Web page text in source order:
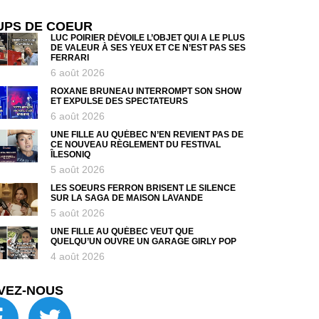
DE COEUR
LUC POIRIER DÉVOILE L’OBJET QUI A LE PLUS
DE VALEUR À SES YEUX ET CE N’EST PAS SES
FERRARI
6 août 2026
ROXANE BRUNEAU INTERROMPT SON SHOW
ET EXPULSE DES SPECTATEURS
6 août 2026
UNE FILLE AU QUÉBEC N’EN REVIENT PAS DE
CE NOUVEAU RÈGLEMENT DU FESTIVAL
ÎLESONIQ
5 août 2026
LES SOEURS FERRON BRISENT LE SILENCE
SUR LA SAGA DE MAISON LAVANDE
5 août 2026
UNE FILLE AU QUÉBEC VEUT QUE
QUELQU’UN OUVRE UN GARAGE GIRLY POP
4 août 2026
NOUS